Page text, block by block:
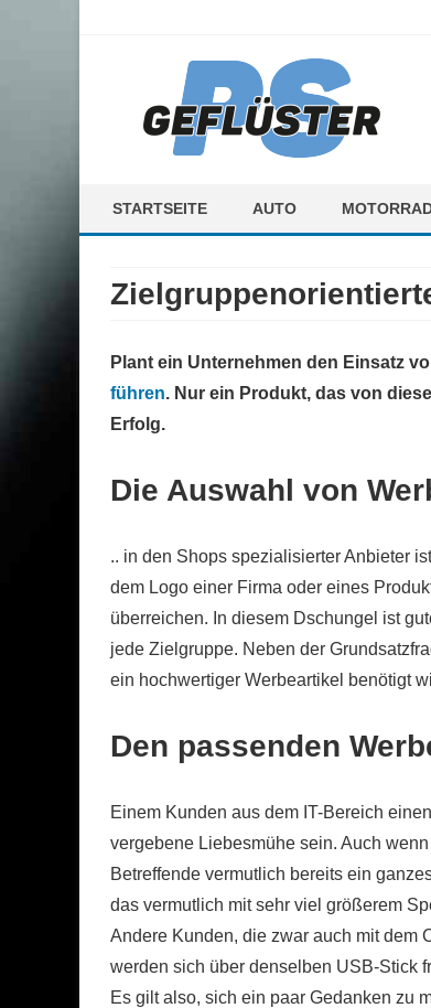
STARTSEITE AUTO
Plant ein Unternehmen den Einsatz
führen. Nur ein Produkt, das von
Erfolg.
Die Auswahl von
.. in den Shops spezialisierter Anbieter
dem Logo einer Firma oder eines
überreichen. In diesem Dschungel ist
jede Zielgruppe. Neben der
ein hochwertiger Werbeartikel benötigt
Den passenden
Einem Kunden aus dem IT-Bereich
vergebene Liebesmühe sein. Auch
Betreffende vermutlich bereits ein
das vermutlich mit sehr viel größerem
Andere Kunden, die zwar auch mit dem
werden sich über denselben USB-Stick
Es gilt also, sich ein paar Gedanken zu